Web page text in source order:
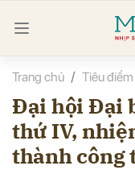
Trang chủ Tiêu điểm
Đại hội Đại
thứ IV,
thành công
luận